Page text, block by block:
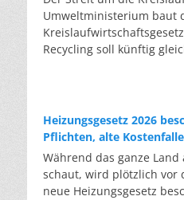
genehmigt, doch im
nur rund zwei Gigawatt
liegt damit bei etwa 70
Zwischenziel von 84
eine immer länger
Projekte. Bis Jahresende
Branchenschätzungen
einem Drittel aller
laufenden Windräder
Umweltministerium baut
Recycling soll künftig
Novelle des
in die Anhörung gegeben.
haben Verbände und
Stellung zu nehmen. Im
Kabinett eine
Heizungsgesetz 2026
Pflichten, alte
Während das ganze
schaut, wird plötzlich vor
neue Heizungsgesetz